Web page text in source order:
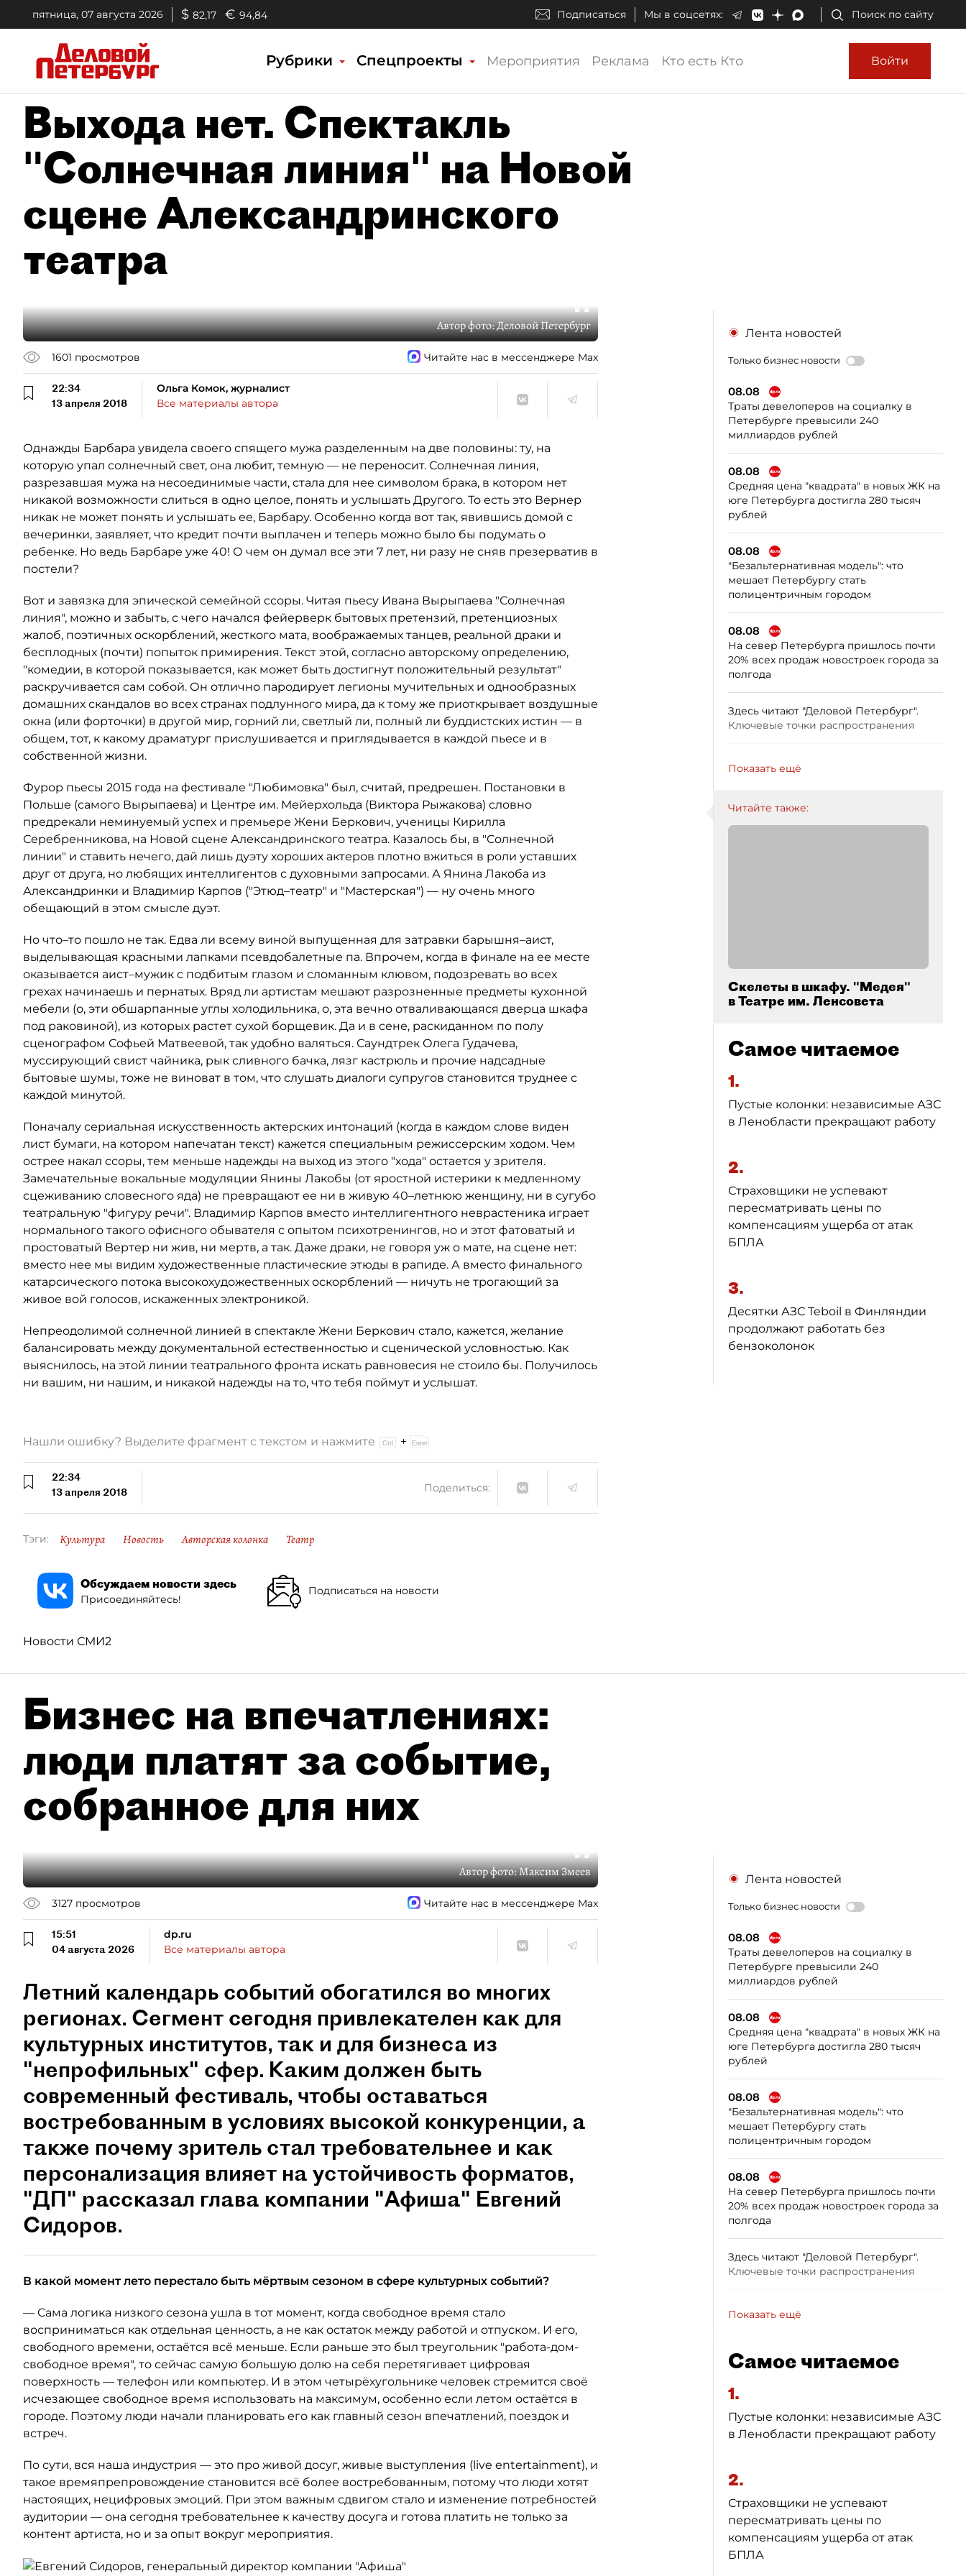
пятница, 07 августа 2026 $ 82,17 € 94,84 Подписаться Мы в соцсетях: Поиск по сайту
Рубрики Спецпроекты Мероприятия Реклама Кто есть Кто Войти
Выхода нет. Спектакль
"Солнечная линия" на Новой
сцене Александринского
театра
Автор фото:Деловой Петербург
1601 просмотров Читайте нас в мессенджере Max
22:34
13 апреля 2018
Ольга Комок, журналист
Все материалы автора
Однажды Барбара увидела своего спящего мужа разделенным на две половины: ту, на
которую упал солнечный свет, она любит, темную — не переносит. Солнечная линия,
разрезавшая мужа на несоединимые части, стала для нее символом брака, в котором нет
никакой возможности слиться в одно целое, понять и услышать Другого. То есть это Вернер
никак не может понять и услышать ее, Барбару. Особенно когда вот так, явившись домой с
вечеринки, заявляет, что кредит почти выплачен и теперь можно было бы подумать о
ребенке. Но ведь Барбаре уже 40! О чем он думал все эти 7 лет, ни разу не сняв презерватив в
постели?
Вот и завязка для эпической семейной ссоры. Читая пьесу Ивана Вырыпаева "Солнечная
линия", можно и забыть, с чего начался фейерверк бытовых претензий, претенциозных
жалоб, поэтичных оскорблений, жесткого мата, воображаемых танцев, реальной драки и
бесплодных (почти) попыток примирения. Текст этой, согласно авторскому определению,
"комедии, в которой показывается, как может быть достигнут положительный результат"
раскручивается сам собой. Он отлично пародирует легионы мучительных и однообразных
домашних скандалов во всех странах подлунного мира, да к тому же приоткрывает воздушные
окна (или форточки) в другой мир, горний ли, светлый ли, полный ли буддистских истин — в
общем, тот, к какому драматург прислушивается и приглядывается в каждой пьесе и в
собственной жизни.
Фурор пьесы 2015 года на фестивале "Любимовка" был, считай, предрешен. Постановки в
Польше (самого Вырыпаева) и Центре им. Мейерхольда (Виктора Рыжакова) словно
предрекали неминуемый успех и премьере Жени Беркович, ученицы Кирилла
Серебренникова, на Новой сцене Александринского театра. Казалось бы, в "Солнечной
линии" и ставить нечего, дай лишь дуэту хороших актеров плотно вжиться в роли уставших
друг от друга, но любящих интеллигентов с духовными запросами. А Янина Лакоба из
Александринки и Владимир Карпов ("Этюд–театр" и "Мастерская") — ну очень много
обещающий в этом смысле дуэт.
Но что–то пошло не так. Едва ли всему виной выпущенная для затравки барышня–аист,
выделывающая красными лапками псевдобалетные па. Впрочем, когда в финале на ее месте
оказывается аист–мужик с подбитым глазом и сломанным клювом, подозревать во всех
грехах начинаешь и пернатых. Вряд ли артистам мешают разрозненные предметы кухонной
мебели (о, эти обшарпанные углы холодильника, о, эта вечно отваливающаяся дверца шкафа
под раковиной), из которых растет сухой борщевик. Да и в сене, раскиданном по полу
сценографом Софьей Матвеевой, так удобно валяться. Саундтрек Олега Гудачева,
муссирующий свист чайника, рык сливного бачка, лязг кастрюль и прочие надсадные
бытовые шумы, тоже не виноват в том, что слушать диалоги супругов становится труднее с
каждой минутой.
Поначалу сериальная искусственность актерских интонаций (когда в каждом слове виден
лист бумаги, на котором напечатан текст) кажется специальным режиссерским ходом. Чем
острее накал ссоры, тем меньше надежды на выход из этого "хода" остается у зрителя.
Замечательные вокальные модуляции Янины Лакобы (от яростной истерики к медленному
сцеживанию словесного яда) не превращают ее ни в живую 40–летнюю женщину, ни в сугубо
театральную "фигуру речи". Владимир Карпов вместо интеллигентного неврастеника играет
нормального такого офисного обывателя с опытом психотренингов, но и этот фатоватый и
простоватый Вертер ни жив, ни мертв, а так. Даже драки, не говоря уж о мате, на сцене нет:
вместо нее мы видим художественные пластические этюды в рапиде. А вместо финального
катарсического потока высокохудожественных оскорблений — ничуть не трогающий за
живое вой голосов, искаженных электроникой.
Непреодолимой солнечной линией в спектакле Жени Беркович стало, кажется, желание
балансировать между документальной естественностью и сценической условностью. Как
выяснилось, на этой линии театрального фронта искать равновесия не стоило бы. Получилось
ни вашим, ни нашим, и никакой надежды на то, что тебя поймут и услышат.
Лента новостей
Только бизнес новости
08.08
Траты девелоперов на социалку в
Петербурге превысили 240
миллиардов рублей
08.08
Средняя цена "квадрата" в новых ЖК на
юге Петербурга достигла 280 тысяч
рублей
08.08
"Безальтернативная модель": что
мешает Петербургу стать
полицентричным городом
08.08
На север Петербурга пришлось почти
20% всех продаж новостроек города за
полгода
Здесь читают "Деловой Петербург".
Ключевые точки распространения
Показать ещё
Читайте также:
Скелеты в шкафу. "Медея"
в Театре им. Ленсовета
Самое читаемое
1.
Пустые колонки: независимые АЗС
в Ленобласти прекращают работу
2.
Страховщики не успевают
пересматривать цены по
компенсациям ущерба от атак
БПЛА
3.
Десятки АЗС Teboil в Финляндии
продолжают работать без
бензоколонок
Нашли ошибку? Выделите фрагмент с текстом и нажмите +
22:34
13 апреля 2018
Поделиться:
Тэги: Культура Новость Авторская колонка Театр
Обсуждаем новости здесь
Присоединяйтесь!
Подписаться на новости
Новости СМИ2
Бизнес на впечатлениях:
люди платят за событие,
собранное для них
Автор фото:Максим Змеев
3127 просмотров Читайте нас в мессенджере Max
15:51
04 августа 2026
dp.ru
Все материалы автора
Летний календарь событий обогатился во многих
регионах. Сегмент сегодня привлекателен как для
культурных институтов, так и для бизнеса из
"непрофильных" сфер. Каким должен быть
современный фестиваль, чтобы оставаться
востребованным в условиях высокой конкуренции, а
также почему зритель стал требовательнее и как
персонализация влияет на устойчивость форматов,
"ДП" рассказал глава компании "Афиша" Евгений
Сидоров.
В какой момент лето перестало быть мёртвым сезоном в сфере культурных событий?
— Сама логика низкого сезона ушла в тот момент, когда свободное время стало
восприниматься как отдельная ценность, а не как остаток между работой и отпуском. И его,
свободного времени, остаётся всё меньше. Если раньше это был треугольник "работа-дом-
свободное время", то сейчас самую большую долю на себя перетягивает цифровая
поверхность — телефон или компьютер. И в этом четырёхугольнике человек стремится своё
исчезающее свободное время использовать на максимум, особенно если летом остаётся в
городе. Поэтому люди начали планировать его как главный сезон впечатлений, поездок и
встреч.
По сути, вся наша индустрия — это про живой досуг, живые выступления (live entertainment), и
такое времяпрепровождение становится всё более востребованным, потому что люди хотят
настоящих, нецифровых эмоций. При этом важным сдвигом стало и изменение потребностей
аудитории — она сегодня требовательнее к качеству досуга и готова платить не только за
контент артиста, но и за опыт вокруг мероприятия.
Лента новостей
Только бизнес новости
08.08
Траты девелоперов на социалку в
Петербурге превысили 240
миллиардов рублей
08.08
Средняя цена "квадрата" в новых ЖК на
юге Петербурга достигла 280 тысяч
рублей
08.08
"Безальтернативная модель": что
мешает Петербургу стать
полицентричным городом
08.08
На север Петербурга пришлось почти
20% всех продаж новостроек города за
полгода
Здесь читают "Деловой Петербург".
Ключевые точки распространения
Показать ещё
Самое читаемое
1.
Пустые колонки: независимые АЗС
в Ленобласти прекращают работу
2.
Страховщики не успевают
пересматривать цены по
компенсациям ущерба от атак
БПЛА